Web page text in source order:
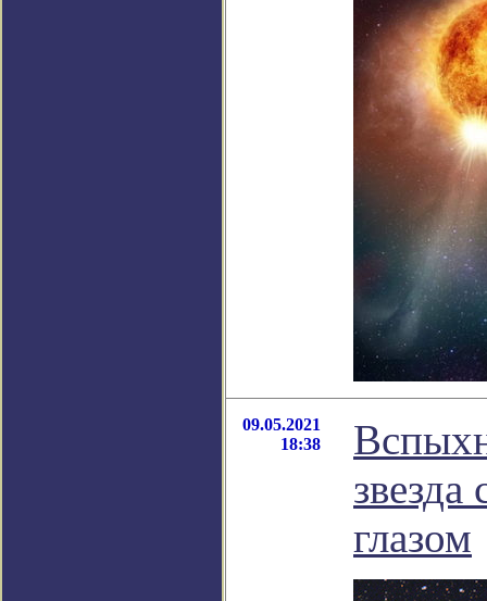
09.05.2021
18:38
глазом